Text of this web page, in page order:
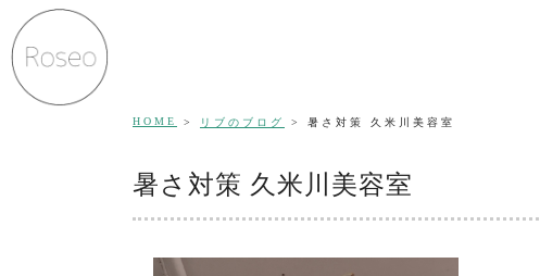
HOME リブのブログ 暑さ対策 久米川美容室
暑さ対策 久米川美容室